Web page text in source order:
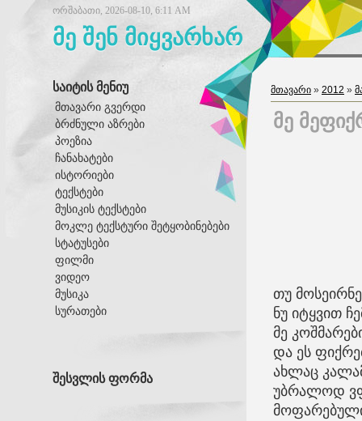
ორშაბათი, 2026-08-10, 6:11 AM
მე შენ მიყვარხარ
საიტის მენიუ
მთავარი გვერდი
ბრძნული აზრები
პოეზია
ჩანახატები
ისტორიები
ტექსტები
მუსიკის ტექსტები
მოკლე ტექსტური შეტყობინებები
სტატუსები
ფილმი
ვიდეო
მუსიკა
სურათები
შესვლის ფორმა
მთავარი » 2012 »
მე
თუ
ნუ იტყვით
მე
და ეს
ახლაც
უბრალოდ